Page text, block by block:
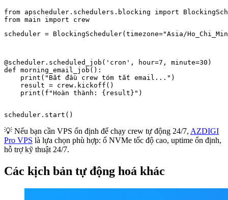
from apscheduler.schedulers.blocking import
scheduler = BlockingScheduler(timezone="Asia/
@scheduler.scheduled_job('cron', hour=7, minute=30)
def morning_email_job():
    print("Bắt đầu crew tóm tắt email...")
    result = crew.kickoff()
    print(f"Hoàn thành: {result}")
scheduler.start()
💡 Nếu bạn cần VPS ổn định để chạy crew tự động 24/7, AZDIGI
Pro VPS là lựa chọn phù hợp: ổ NVMe tốc độ cao, uptime ổn định,
hỗ trợ kỹ thuật 24/7.
Các kịch bản tự động hoá khác